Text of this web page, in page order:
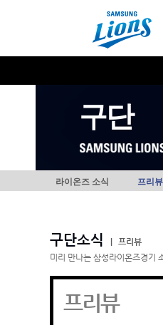
구단
라이온즈 소식 프리뷰
구단소식
프리뷰
미리 만나는 삼성라이온즈경기
프리뷰